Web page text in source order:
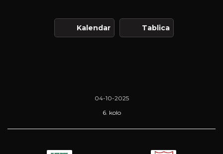
Kalendar Tablica
04-10-2025
6. kolo